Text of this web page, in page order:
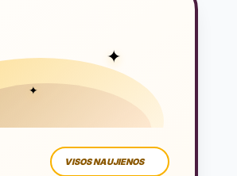
✦
✦
VISOS NAUJIENOS